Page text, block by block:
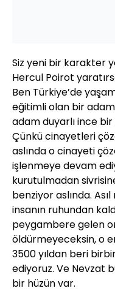
Siz yeni bir karakter
Hercul Poirot
Ben Türkiye’de
eğitimli olan bir
adam duyarlı ince
Çünkü cinayetleri
aslında o cinayeti
işlenmeye devam
kurutulmadan
benziyor aslında.
insanın ruhundan
peygambere gelen
öldürmeyeceksin, o
3500 yıldan beri
ediyoruz. Ve Nevzat
bir hüzün var.